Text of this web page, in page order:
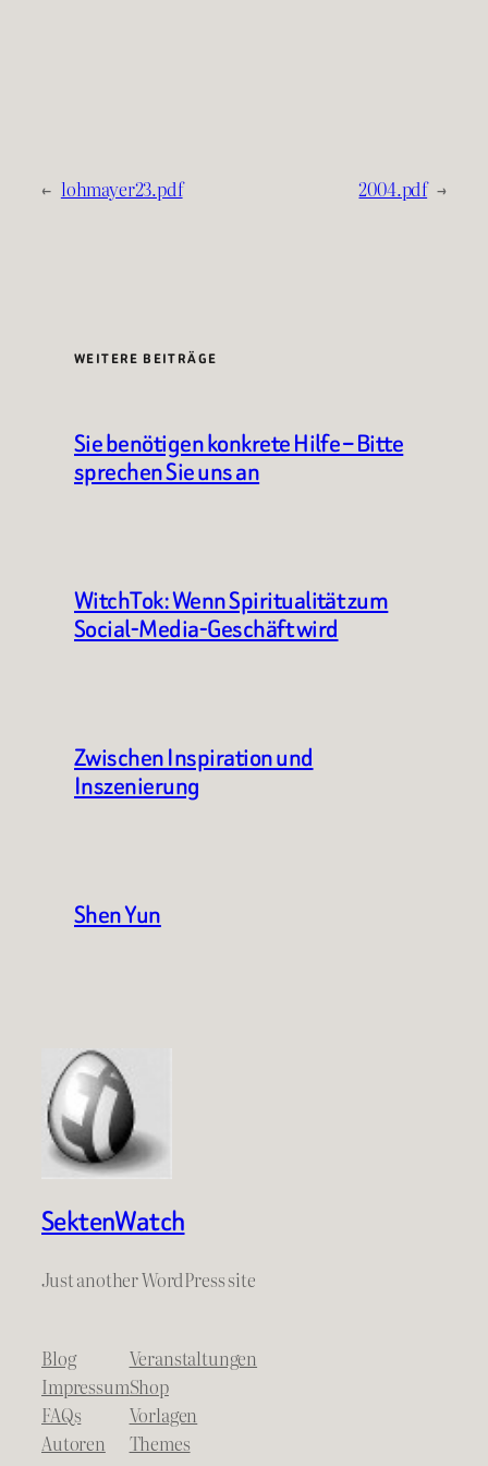
← lohmayer23.pdf 2004.pdf →
WEITERE BEITRÄGE
Sie benötigen konkrete Hilfe – Bitte
sprechen Sie uns an
WitchTok: Wenn Spiritualität zum
Social-Media-Geschäft wird
Zwischen Inspiration und
Inszenierung
Shen Yun
SektenWatch
Just another WordPress site
Blog
Impressum
FAQs
Autoren
Veranstaltungen
Shop
Vorlagen
Themes